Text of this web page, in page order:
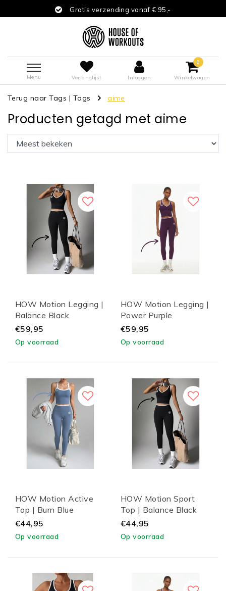
Gratis verzending vanaf € 95,-
Menu Verlanglijst Inloggen
0
Winkelwagen
Terug naar Tags | Tags aime
Producten getagd met aime
HOW Motion Legging |
Balance Black
€59,95
Op voorraad
HOW Motion Legging |
Power Purple
€59,95
Op voorraad
HOW Motion Active
Top | Burn Blue
€44,95
Op voorraad
HOW Motion Sport
Top | Balance Black
€44,95
Op voorraad